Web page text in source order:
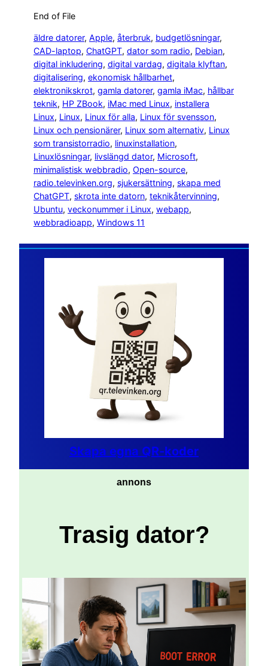
End of File
äldre datorer, Apple, återbruk, budgetlösningar
CAD-laptop, ChatGPT, dator som radio, Debian
digital inkludering, digital vardag, digitala klyftan
digitalisering, ekonomisk hållbarhet
elektronikskrot, gamla datorer, gamla iMac, hållbar
teknik, HP ZBook, iMac med Linux, installera
Linux, Linux, Linux för alla, Linux för svensson
Linux och pensionärer, Linux som alternativ, Linux
som transistorradio, linuxinstallation
Linuxlösningar, livslängd dator, Microsoft
minimalistisk webbradio, Open-source
radio.televinken.org, sjukersättning, skapa med
ChatGPT, skrota inte datorn, teknikåtervinning
Ubuntu, veckonummer i Linux, webapp
webbradioapp, Windows 11
Skapa egna QR-koder
annons
Trasig dator?